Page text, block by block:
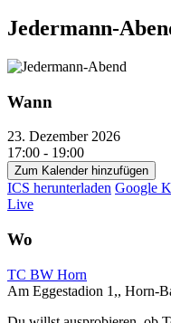
Jedermann-
Wann
23. Dezember 2026
17:00 - 19:00
Zum Kalender hinzufügen
ICS herunterladen Google
Live
Wo
TC BW Horn
Am Eggestadion 1,, Horn-